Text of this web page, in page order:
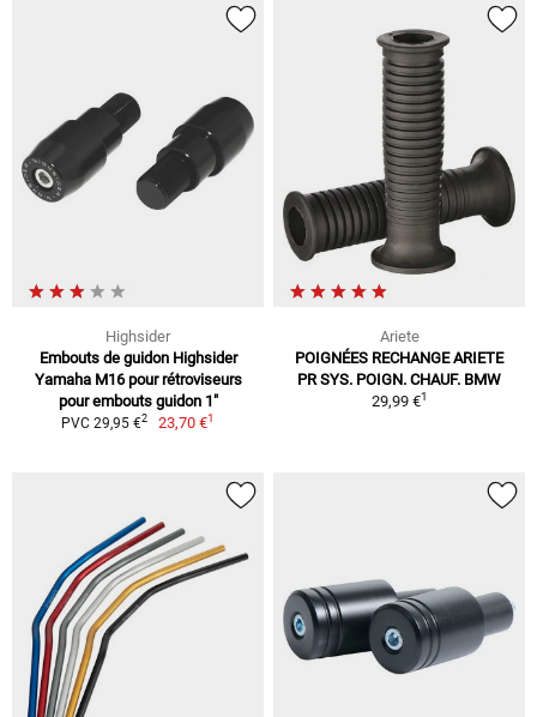
Highsider
Embouts de guidon Highsider
Yamaha M16 pour rétroviseurs
pour embouts guidon 1"
PVC 29,95 €2 23,70 €1
Ariete
POIGNÉES RECHANGE ARIETE
PR SYS. POIGN. CHAUF. BMW
29,99 €1